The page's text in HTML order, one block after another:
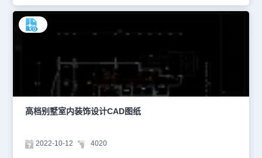
软件绘制的别墅户型设计放大CAD图纸。该图纸主要绘制了别墅户型
设计放大图纸，并且使用家具、厨具、卫生间洁具、电器灯具等CAD
图块进行装饰设计。并且使用CAD文字命令，对于一些需要注意点进
们还可以使用图块修改命令来直接修改、保存图块内容。想要查看更
多的CAD图纸资源，大家可以在浩辰CAD官网进行查询。本CAD制
图素材仅用于互相学习资料，请勿商用。
高档别墅室内装饰设计CAD图纸
2022-10-12 4020